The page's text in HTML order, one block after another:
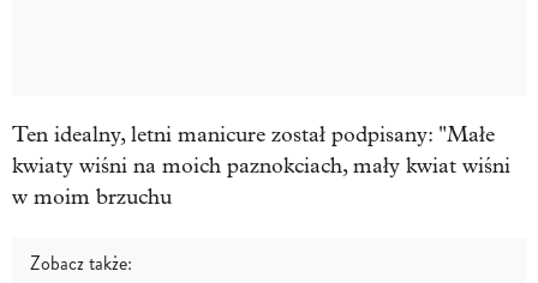
Ten idealny, letni manicure został podpisany: "Małe
kwiaty wiśni na moich paznokciach, mały kwiat wiśni
w moim brzuchu
Zobacz także: